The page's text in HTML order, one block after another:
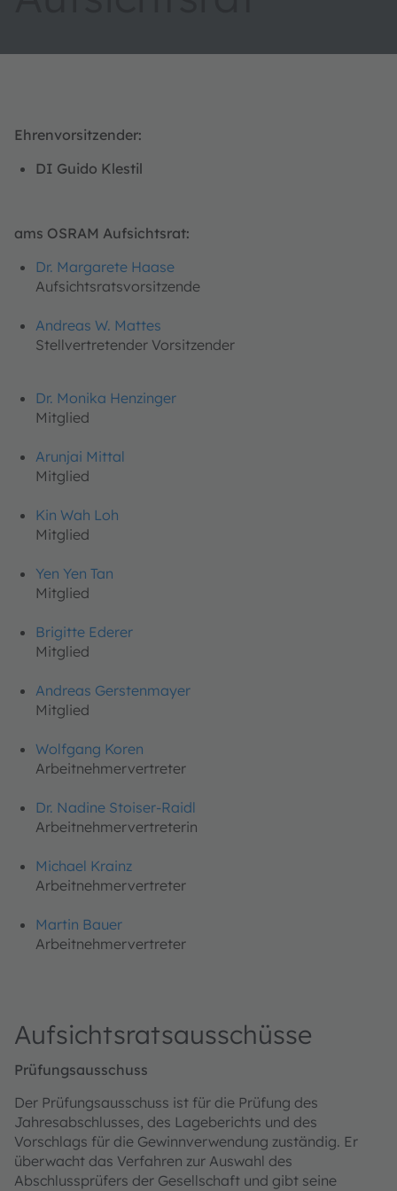
Ehrenvorsitzender:
DI Guido Klestil
ams OSRAM Aufsichtsrat:
Dr. Margarete Haase
Aufsichtsratsvorsitzende
Andreas W. Mattes
Stellvertretender Vorsitzender
Dr. Monika Henzinger
Mitglied
Arunjai Mittal
Mitglied
Kin Wah Loh
Mitglied
Yen Yen Tan
Mitglied
Brigitte Ederer
Mitglied
Andreas Gerstenmayer
Mitglied
Wolfgang Koren
Arbeitnehmervertreter
Dr. Nadine Stoiser-Raidl
Arbeitnehmervertreterin
Michael Krainz
Arbeitnehmervertreter
Martin Bauer
Arbeitnehmervertreter
Aufsichtsratsausschüsse
Prüfungsausschuss
Der Prüfungsausschuss ist für die Prüfung des
Jahresabschlusses, des Lageberichts und des
Vorschlags für die Gewinnverwendung zuständig. Er
überwacht das Verfahren zur Auswahl des
Abschlussprüfers der Gesellschaft und gibt seine